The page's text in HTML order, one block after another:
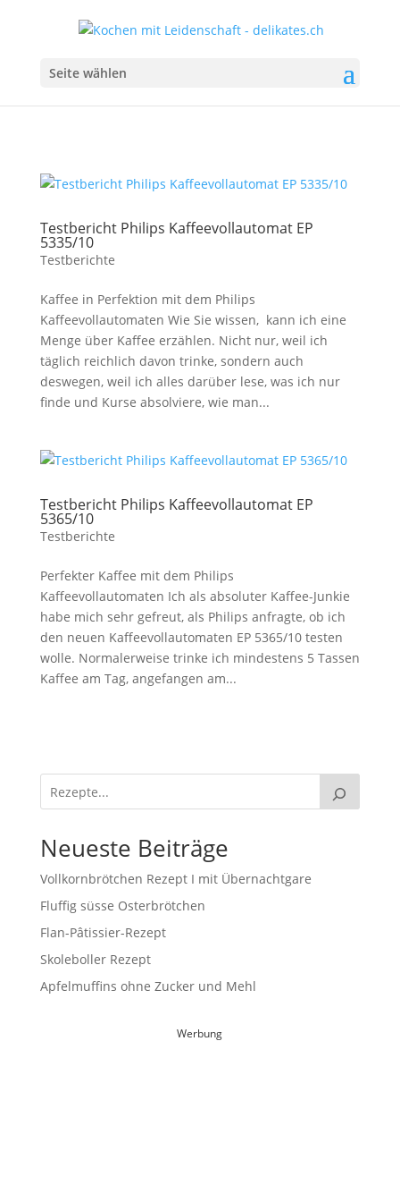
Seite wählen
Testbericht Philips Kaffeevollautomat EP
5335/10
Testberichte
Kaffee in Perfektion mit dem Philips
Kaffeevollautomaten Wie Sie wissen, kann ich eine
Menge über Kaffee erzählen. Nicht nur, weil ich
täglich reichlich davon trinke, sondern auch
deswegen, weil ich alles darüber lese, was ich nur
finde und Kurse absolviere, wie man...
Testbericht Philips Kaffeevollautomat EP
5365/10
Testberichte
Perfekter Kaffee mit dem Philips
Kaffeevollautomaten Ich als absoluter Kaffee-Junkie
habe mich sehr gefreut, als Philips anfragte, ob ich
den neuen Kaffeevollautomaten EP 5365/10 testen
wolle. Normalerweise trinke ich mindestens 5 Tassen
Kaffee am Tag, angefangen am...
Neueste Beiträge
Vollkornbrötchen Rezept I mit Übernachtgare
Fluffig süsse Osterbrötchen
Flan-Pâtissier-Rezept
Skoleboller Rezept
Apfelmuffins ohne Zucker und Mehl
Werbung